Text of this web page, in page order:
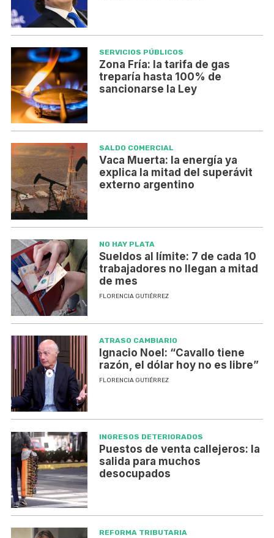
SERVICIOS PÚBLICOS
Zona Fría: la tarifa de gas
treparía hasta 100% de
sancionarse la Ley
SALDO COMERCIAL
Vaca Muerta: la energía ya
explica la mitad del superávit
externo argentino
NO HAY PLATA
Sueldos al límite: 7 de cada 10
trabajadores no llegan a mitad
de mes
FLORENCIA GUTIÉRREZ
ATRASO CAMBIARIO
Ignacio Noel: “Cavallo tiene
razón, el dólar hoy no es libre”
FLORENCIA GUTIÉRREZ
INGRESOS DETERIORADOS
Puestos de venta callejeros: la
salida para muchos
desocupados
REFORMA TRIBUTARIA